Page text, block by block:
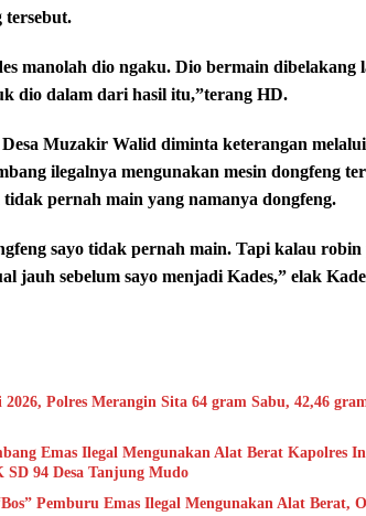
tersebut.
manolah dio ngaku. Dio bermain dibelakang
dio dalam dari hasil itu,”terang HD.
Muzakir Walid diminta keterangan
ilegalnya mengunakan mesin dongfeng
pernah main yang namanya dongfeng.
sayo tidak pernah main. Tapi kalau
jauh sebelum sayo menjadi Kades,” elak
Polres Merangin Sita 64 gram Sabu, 42,46
Emas Ilegal Mengunakan Alat Berat Kapolres
94 Desa Tanjung Mudo
Pemburu Emas Ilegal Mengunakan Alat Berat,